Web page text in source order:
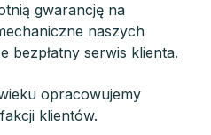
gwarancję na
naszych
bezpłatny serwis klienta.
opracowujemy
klientów.